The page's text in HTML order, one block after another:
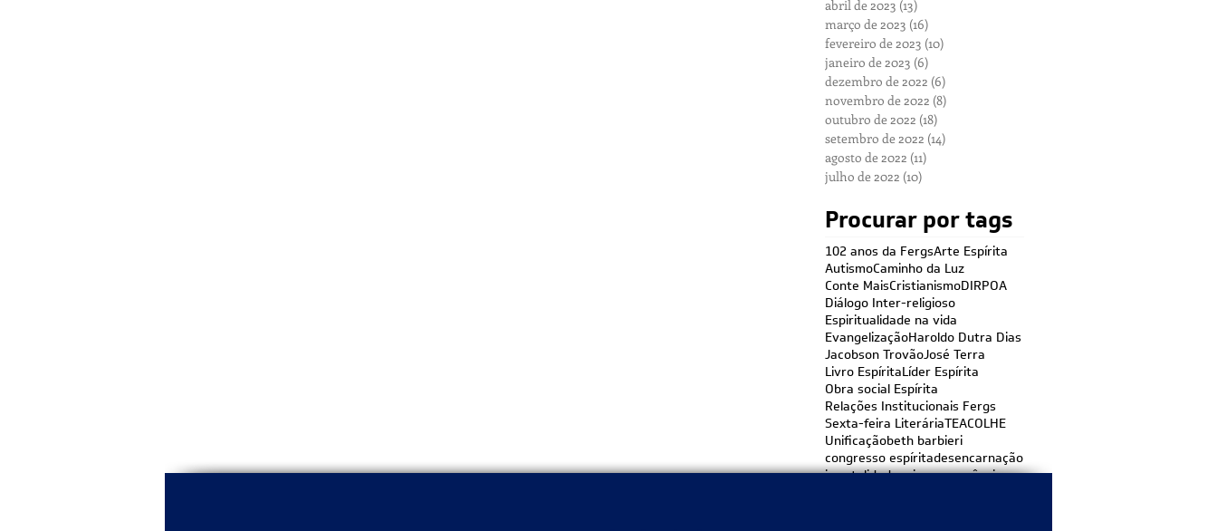
abril de 2023 (13)
março de 2023 (16)
fevereiro de 2023 (10)
janeiro de 2023 (6)
dezembro de 2022 (6)
novembro de 2022 (8)
outubro de 2022 (18)
setembro de 2022 (14)
agosto de 2022 (11)
julho de 2022 (10)
Procurar por tags
102 anos da FergsArte Espírita
AutismoCaminho da Luz
Conte MaisCristianismoDIRPOA
Diálogo Inter-religioso
Espiritualidade na vida
EvangelizaçãoHaroldo Dutra Dias
Jacobson TrovãoJosé Terra
Livro EspíritaLíder Espírita
Obra social Espírita
Relações Institucionais Fergs
Sexta-feira LiteráriaTEACOLHE
Unificaçãobeth barbieri
congresso espíritadesencarnação
imortalidade e impermanência